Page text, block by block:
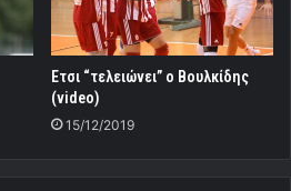
Ετσι “τελειώνει” ο Βουλκίδης
(video)
15/12/2019